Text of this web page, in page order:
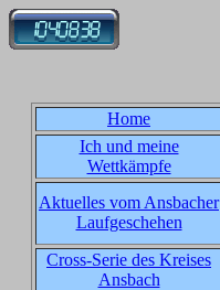
Home
Ich und meine
Wettkämpfe
Aktuelles vom Ansbacher
Laufgeschehen
Cross-Serie des Kreises
Ansbach